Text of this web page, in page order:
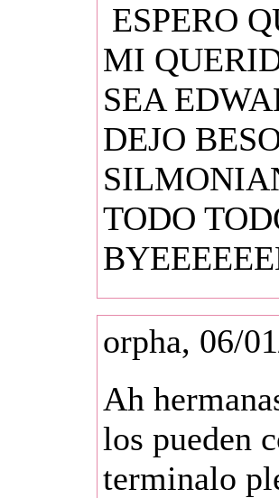
ESPERO
MI
SEA
DEJO
TODO
orpha, 06/
Ah
los pueden
terminalo